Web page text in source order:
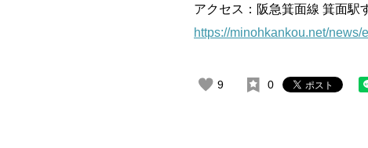
アクセス：阪急箕面線 箕面駅
https://minohkankou.net/
9 0